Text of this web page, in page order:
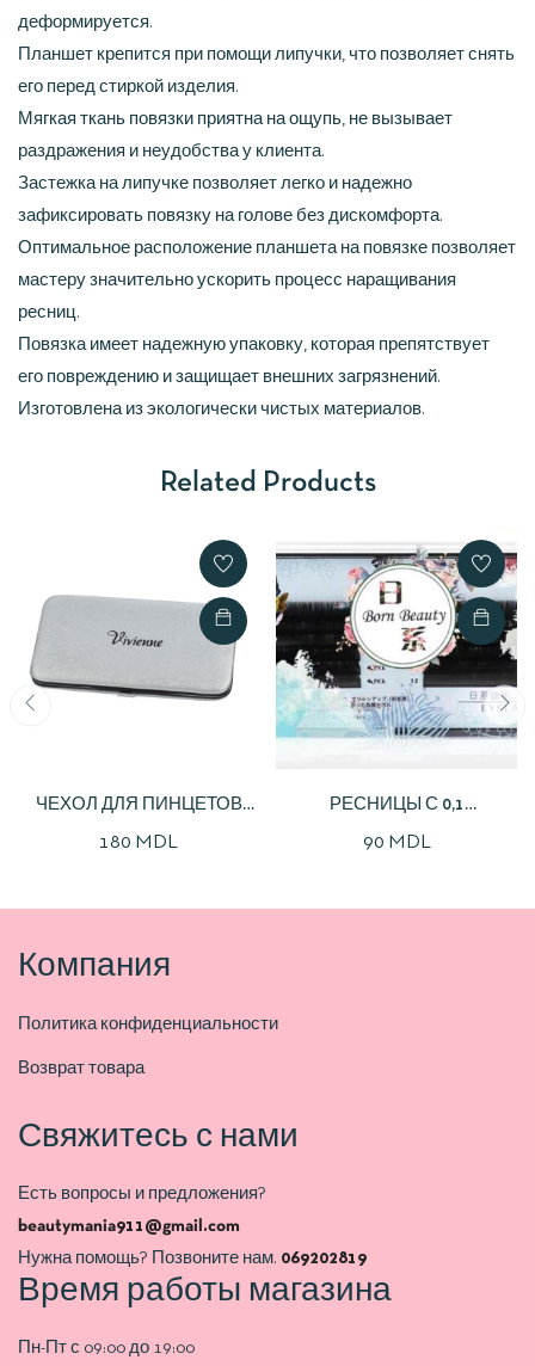
деформируется.
Планшет крепится при помощи липучки, что позволяет снять
его перед стиркой изделия.
Мягкая ткань повязки приятна на ощупь, не вызывает
раздражения и неудобства у клиента.
Застежка на липучке позволяет легко и надежно
зафиксировать повязку на голове без дискомфорта.
Оптимальное расположение планшета на повязке позволяет
мастеру значительно ускорить процесс наращивания
ресниц.
Повязка имеет надежную упаковку, которая препятствует
его повреждению и защищает внешних загрязнений.
Изготовлена из экологически чистых материалов.
Related Products
ЧЕХОЛ ДЛЯ ПИНЦЕТОВ
180 MDL
РЕСНИЦЫ С 0,1
90 MDL
Компания
Политика конфиденциальности
Возврат товара
Свяжитесь с нами
Есть вопросы и предложения?
beautymania911@gmail.com
Нужна помощь? Позвоните нам. 069202819
Время работы магазина
Пн-Пт с 09:00 до 19:00